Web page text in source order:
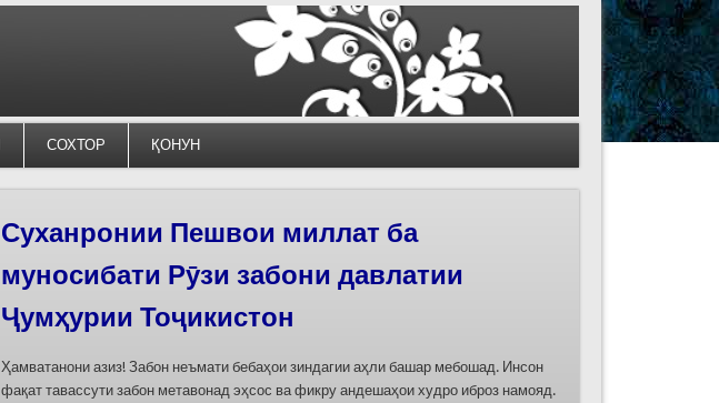
СОХТОР ҚОНУН
Силсилаи ёдгориҳои роҳи абрешим
барои сабт дар феҳристи ЮНЕСКО
омода мешаванд
Дар бахшҳои семинар вазъи омодасозии ҳуҷҷатҳои номинатсияҳои муштараки
кишварҳои Осиёи Марказӣ, аз он ҷумла номинатсияи “Роҳи абрешим: гузаргоҳи